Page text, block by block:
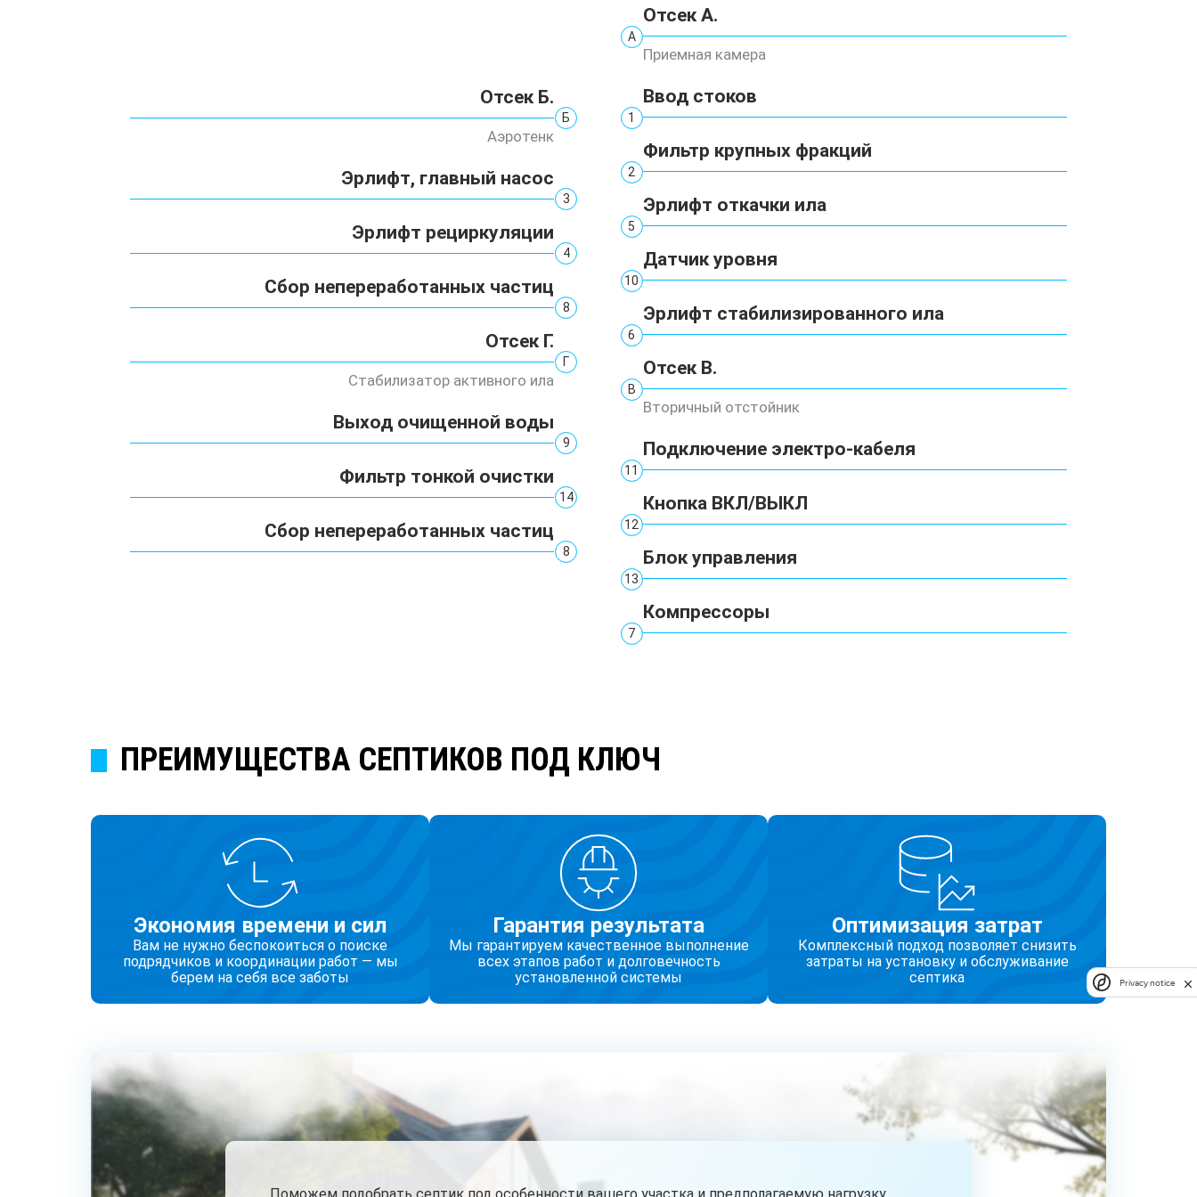
Отсек Б.
Б
Аэротенк
Эрлифт, главный насос
3
Эрлифт рециркуляции
4
Сбор непереработанных частиц
8
Отсек Г.
Г
Стабилизатор активного ила
Выход очищенной воды
9
Фильтр тонкой очистки
14
Сбор непереработанных частиц
8
Отсек А.
А
Приемная камера
Ввод стоков
1
Фильтр крупных фракций
2
Эрлифт откачки ила
5
Датчик уровня
10
Эрлифт стабилизированного ила
6
Отсек В.
В
Вторичный отстойник
Подключение электро-кабеля
11
Кнопка ВКЛ/ВЫКЛ
12
Блок управления
13
Компрессоры
7
ПРЕИМУЩЕСТВА СЕПТИКОВ ПОД КЛЮЧ
Экономия времени и сил
Вам не нужно беспокоиться о поиске
подрядчиков и координации работ — мы
берем на себя все заботы
Гарантия результата
Мы гарантируем качественное выполнение
всех этапов работ и долговечность
установленной системы
Оптимизация затрат
Комплексный подход позволяет снизить
затраты на установку и обслуживание
септика
Privacy notice